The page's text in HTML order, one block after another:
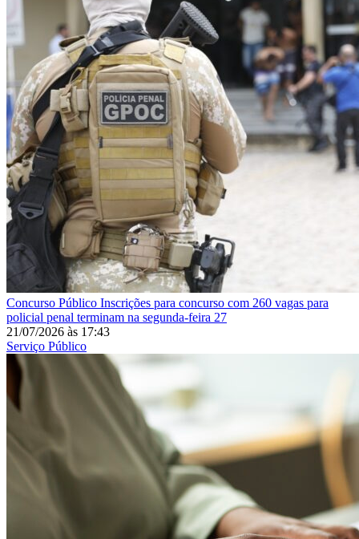
Concurso Público Inscrições para concurso com 260 vagas para
policial penal terminam na segunda-feira 27
21/07/2026 às 17:43
Serviço Público